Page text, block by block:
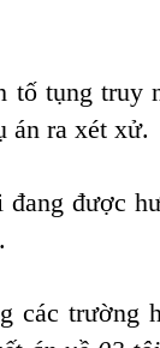
tố tụng truy
án ra xét xử.
được
các trường